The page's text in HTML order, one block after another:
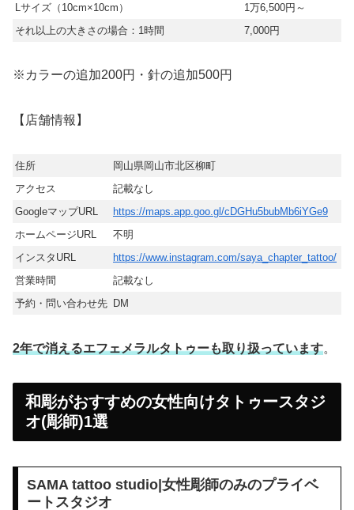
Lサイズ（10cm×10cm）
1万6,500円～
それ以上の大きさの場合：1時間
7,000円
※カラーの追加200円・針の追加500円
【店舗情報】
住所
岡山県岡山市北区柳町
アクセス
記載なし
GoogleマップURL
https://maps.app.goo.gl/cDGHu5bubMb6iYGe9
ホームページURL
不明
インスタURL
https://www.instagram.com/saya_chapter_tattoo/
営業時間
記載なし
予約・問い合わせ先 DM
2年で消えるエフェメラルタトゥーも取り扱っています。
和彫がおすすめの女性向けタトゥースタジ
オ(彫師)1選
SAMA tattoo studio|女性彫師のみのプライベ
ートスタジオ